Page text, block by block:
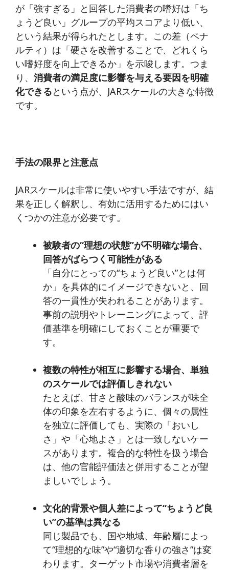
が「強すぎる」と回答した消費者の嗜好は「ち
ょうど良い」グループの平均スコアより低い、
という結果が得られたとします。この差（ペナ
ルティ）は「硬さを改善することで、どれくら
い嗜好度を向上できるか」を示唆します。つま
り、 消費者の満足度に影響を与える要因を明確
化できるという点が、JARスケールの大きな特徴
です。
手法の限界と注意点
JARスケールは非常に使いやすい手法ですが、結
果を正しく解釈し、有効に活用するためにはい
くつかの注意が必要です。
被験者の“理想の状態”が不明確な場合、
回答がばらつく可能性がある
「自分にとっての“ちょうど良い”とは何
か」を具体的にイメージできないと、回
答の一貫性が失われることがあります。
事前の説明やトレーニングによって、評
価基準を明確にしておくことが重要で
す。
複数の特性が相互に影響する場合、単独
のスケールでは評価しきれない
たとえば、甘さと酸味のバランスが味全
体の印象を左右するように、個々の属性
を独立に評価しても、実際の「おいし
さ」や「心地よさ」とは一致しないケー
スがあります。複合的な特性を扱う場合
は、他の官能評価法と併用することが望
ましいでしょう。
文化的背景や個人差によって“ちょうど良
い”の基準は異なる
同じ製品でも、国や地域、年齢層によっ
て“理想的な味”や“適切な香りの強さ”は変
わります。ターゲット市場や消費者層を